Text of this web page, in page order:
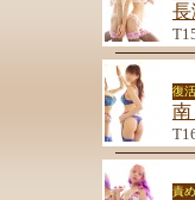
長
復
南
責